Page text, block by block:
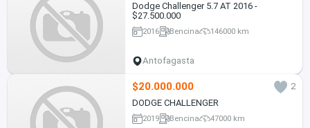
Dodge Challenger 5.7 AT 2016 -
$27.500.000
2016 Bencina 146000 km
Antofagasta
$20.000.000
2
DODGE CHALLENGER
2019 Bencina 47000 km